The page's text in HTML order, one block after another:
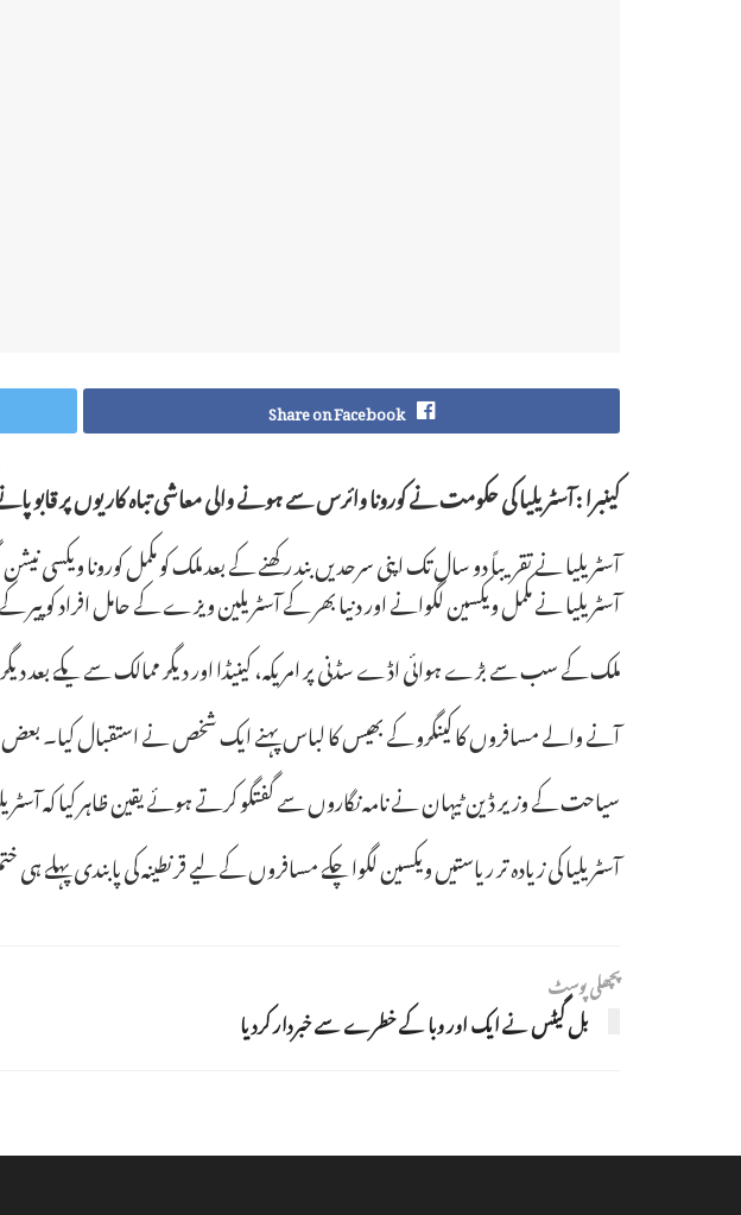
Share on Facebook
کینبرا : آسٹریلیا کی حکومت نے کورونا وائرس سے ہونے والی معاشی تباہ کاریوں پر
آسٹریلیا نے تقریباً دو سال تک اپنی سرحدیں بند رکھنے کے بعد ملک کو مکمل کورونا
آسٹریلیا نے مکمل ویکسین لگوانے اور دنیا بھر کے آسٹریلین ویزے کے حامل افراد
ملک کے سب سے بڑے ہوائی اڈے سڈنی پر امریکہ، کینیڈا اور دیگر ممالک سے یکے بعد
آنے والے مسافروں کا کینگرو کے بھیس کا لباس پہنے ایک شخص نے استقبال کیا۔ بعض
سیاحت کے وزیر ڈین ٹیہان نے نامہ نگاروں سے گفتگو کرتے ہوئے یقین ظاہر کیا کہ
آسٹریلیا کی زیادہ تر ریاستیں ویکسین لگوا چکے مسافروں کے لیے قرنطینہ کی پابندی پہلے ہی
پچھلی پوسٹ
بل گیٹس نے ایک اور وبا کے خطرے سے خبردار کردیا